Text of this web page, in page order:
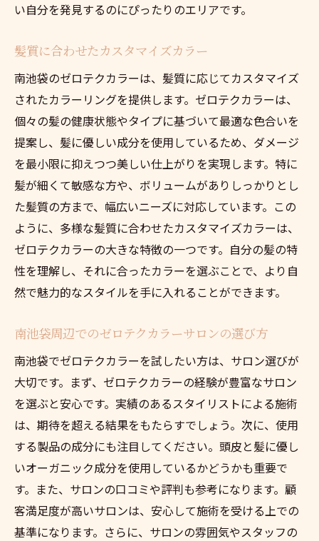
髪と地球にやさしい選択肢としてのゼロテ
ゼロテクカラーの持続可能な美しさへの取
り組み
エコフレンドリーな美容を選ぶ意義
南池袋でゼロテクカラーの可能性を広げる
ゼロテクカラーで表現する多彩なカラー
南池袋で新たに見つかるカラーリングトレ
ンド
ゼロテクカラーを使った創造的なスタイリ
ング
南池袋のゼロテクカラーサロン特集
ゼロテクカラーで広がる個性的なスタイル
ゼロテクカラー体験が生む日常の新しい喜び
毎日を彩るゼロテクカラーの魅力
日常に取り入れるゼロテクカラーの効果
ゼロテクカラーで始める新しいライフスタ
イル
南池袋で体感するゼロテクカラーの特別感
ゼロテクカラーが変える毎日の自信
新たな自分に出会う、ゼロテクカラーの力
環境に優しいゼロテクカラーで南池袋の魅力を
い自分を発見するのにぴったりのエリアです。
髪質に合わせたカスタマイズカラー
南池袋のゼロテクカラーは、髪質に応じてカスタマイズ
されたカラーリングを提供します。ゼロテクカラーは、
個々の髪の健康状態やタイプに基づいて最適な色合いを
提案し、髪に優しい成分を使用しているため、ダメージ
を最小限に抑えつつ美しい仕上がりを実現します。特に
髪が細くて敏感な方や、ボリュームがありしっかりとし
た髪質の方まで、幅広いニーズに対応しています。この
ように、多様な髪質に合わせたカスタマイズカラーは、
ゼロテクカラーの大きな特徴の一つです。自分の髪の特
性を理解し、それに合ったカラーを選ぶことで、より自
然で魅力的なスタイルを手に入れることができます。
南池袋周辺でのゼロテクカラーサロンの選び方
南池袋でゼロテクカラーを試したい方は、サロン選びが
大切です。まず、ゼロテクカラーの経験が豊富なサロン
を選ぶと安心です。実績のあるスタイリストによる施術
は、期待を超える結果をもたらすでしょう。次に、使用
する製品の成分にも注目してください。頭皮と髪に優し
いオーガニック成分を使用しているかどうかも重要で
す。また、サロンの口コミや評判も参考になります。顧
客満足度が高いサロンは、安心して施術を受ける上での
基準になります。さらに、サロンの雰囲気やスタッフの